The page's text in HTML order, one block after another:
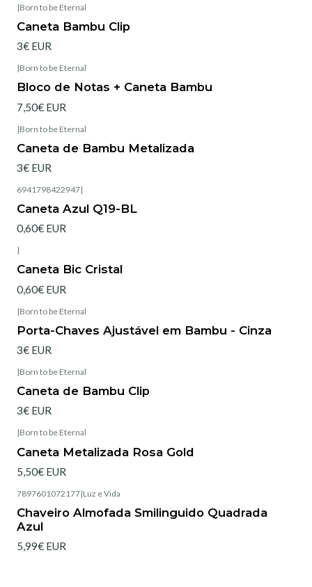
|Born to be Eternal
Caneta Bambu Clip
3€ EUR
|Born to be Eternal
Bloco de Notas + Caneta Bambu
7,50€ EUR
|Born to be Eternal
Caneta de Bambu Metalizada
3€ EUR
6941798422947|
Caneta Azul Q19-BL
0,60€ EUR
|
Caneta Bic Cristal
0,60€ EUR
|Born to be Eternal
Porta-Chaves Ajustável em Bambu - Cinza
3€ EUR
|Born to be Eternal
Caneta de Bambu Clip
3€ EUR
|Born to be Eternal
Caneta Metalizada Rosa Gold
5,50€ EUR
7897601072177|Luz e Vida
Chaveiro Almofada Smilinguido Quadrada
Azul
5,99€ EUR